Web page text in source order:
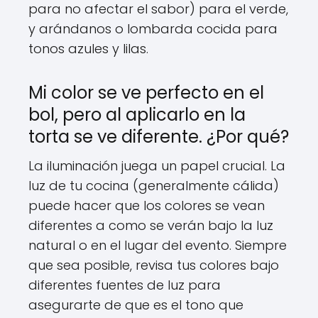
para no afectar el sabor) para el verde,
y arándanos o lombarda cocida para
tonos azules y lilas.
Mi color se ve perfecto en el
bol, pero al aplicarlo en la
torta se ve diferente. ¿Por qué?
La iluminación juega un papel crucial. La
luz de tu cocina (generalmente cálida)
puede hacer que los colores se vean
diferentes a como se verán bajo la luz
natural o en el lugar del evento. Siempre
que sea posible, revisa tus colores bajo
diferentes fuentes de luz para
asegurarte de que es el tono que